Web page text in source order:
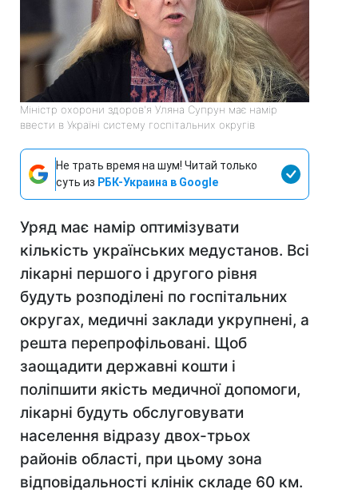
Міністр охорони здоров'я Уляна Супрун має намір
ввести в Україні систему госпітальних округів
Не трать время на шум! Читай только
суть из РБК-Украина в Google
Уряд має намір оптимізувати
кількість українських медустанов. Всі
лікарні першого і другого рівня
будуть розподілені по госпітальних
округах, медичні заклади укрупнені, а
решта перепрофільовані. Щоб
заощадити державні кошти і
поліпшити якість медичної допомоги,
лікарні будуть обслуговувати
населення відразу двох-трьох
районів області, при цьому зона
відповідальності клінік складе 60 км.